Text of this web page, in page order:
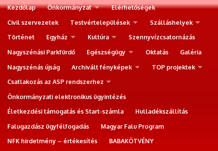
Kezdőlap Önkormányzat
Elérhetőségek
Civil szervezetek
Testvértelepülések
Szálláshelyek
Történet
Egyház Kultúra
Szennyvízcsatornázás
Nagyszénási Parkfürdő
Egészségügy Oktatás
Galéria
Nagyszénás újság
Archivált fényképek
TOP projektek
Csatlakozás az ASP rendszerhez
Önkormányzati elektronikus ügyintézés
Életkezdési támogatás és Start-számla
Hulladékszállítás
Falugazdász ügyfélfogadás
Magyar Falu Program
NFK hirdetmény – értékesítés
BABAKÖTVÉNY